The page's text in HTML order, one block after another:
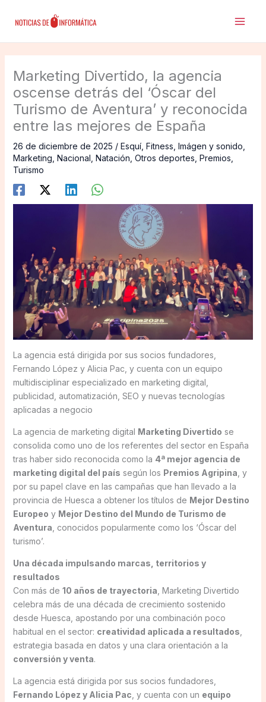
Marketing Divertido, la agencia
oscense detrás del ‘Óscar del
Turismo de Aventura’ y reconocida
entre las mejores de España
26 de diciembre de 2025 / Esquí, Fitness Imágen y sonido
Marketing Nacional Natación Otros deportes Premios
Turismo
La agencia está dirigida por sus socios fundadores,
Fernando López y Alicia Pac, y cuenta con un equipo
multidisciplinar especializado en marketing digital,
publicidad, automatización, SEO y nuevas tecnologías
aplicadas a negocio
La agencia de marketing digital Marketing Divertido se
consolida como uno de los referentes del sector en España
tras haber sido reconocida como la 4ª mejor agencia de
marketing digital del país según los Premios Agripina , y
por su papel clave en las campañas que han llevado a la
provincia de Huesca a obtener los títulos de Mejor Destino
Europeo y Mejor Destino del Mundo de Turismo de
Aventura , conocidos popularmente como los ‘Óscar del
turismo’.
Una década impulsando marcas, territorios y
resultados
Con más de 10 años de trayectoria , Marketing Divertido
celebra más de una década de crecimiento sostenido
desde Huesca, apostando por una combinación poco
habitual en el sector: creatividad aplicada a resultados
estrategia basada en datos y una clara orientación a la
conversión y venta.
La agencia está dirigida por sus socios fundadores,
Fernando López y Alicia Pac , y cuenta con un equipo